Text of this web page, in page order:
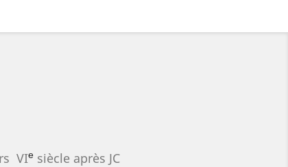
VIe siècle après JC